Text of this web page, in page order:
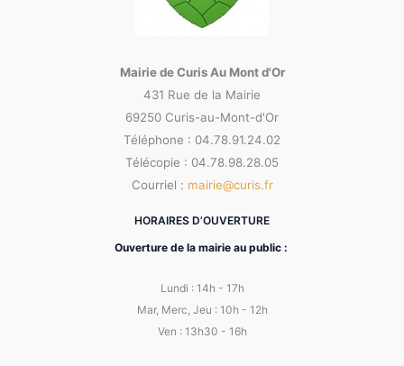
Mairie de Curis Au Mont d'Or
431 Rue de la Mairie
69250 Curis-au-Mont-d'Or
Téléphone : 04.78.91.24.02
Télécopie : 04.78.98.28.05
Courriel : mairie@curis.fr
HORAIRES D’OUVERTURE
Ouverture de la mairie au public :
Lundi : 14h - 17h
Mar, Merc, Jeu : 10h - 12h
Ven : 13h30 - 16h